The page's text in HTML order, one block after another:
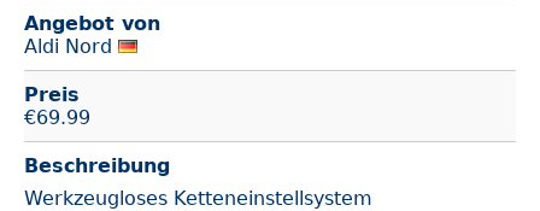
Angebot von
Aldi Nord
Preis
€69.99
Beschreibung
Werkzeugloses Ketteneinstellsystem